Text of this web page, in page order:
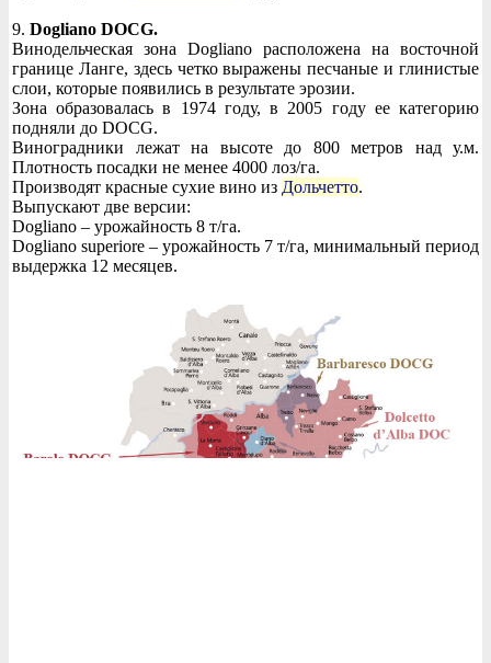
9. Dogliano DOCG.
Винодельческая зона Dogliano расположена на восточной
границе Ланге, здесь четко выражены песчаные и глинистые
слои, которые появились в результате эрозии.
Зона образовалась в 1974 году, в 2005 году ее категорию
подняли до DOCG.
Виноградники лежат на высоте до 800 метров над у.м.
Плотность посадки не менее 4000 лоз/га.
Производят красные сухие вино из Дольчетто.
Выпускают две версии:
Dogliano – урожайность 8 т/га.
Dogliano superiore – урожайность 7 т/га, минимальный период
выдержка 12 месяцев.